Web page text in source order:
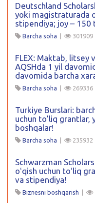
Deutschland
yoki magistraturada
stipendiya; joy – 150
Barcha soha | 301909
FLEX: Maktab, litsey
AQSHda 1 yil
davomida barcha
Barcha soha | 269336
Turkiye Burslari:
uchun to’liq
boshqalar!
Barcha soha | 235932
Schwarzman
oʻqish uchun toʻliq
va stipendiya!
Biznesni boshqarish |